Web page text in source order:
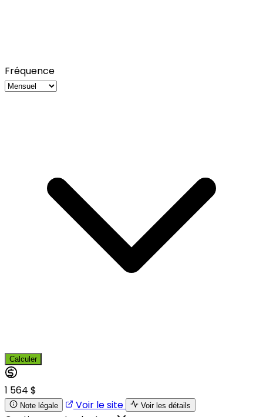
Fréquence
Calculer
1 564 $
Note légale Voir le site Voir les détails